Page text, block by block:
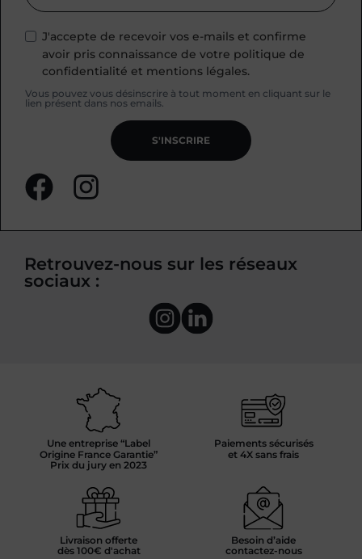
J'accepte de recevoir vos e-mails et confirme
avoir pris connaissance de votre politique de
confidentialité et mentions légales.
Vous pouvez vous désinscrire à tout moment en cliquant sur le
lien présent dans nos emails.
S'INSCRIRE
Retrouvez-nous sur les réseaux
sociaux :
Une entreprise “Label
Origine France Garantie”
Prix du jury en 2023
Paiements sécurisés
et 4X sans frais
Livraison offerte
dès 100€ d'achat
Besoin d’aide
contactez-nous